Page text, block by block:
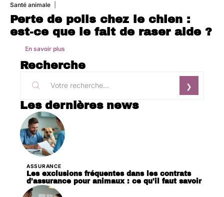
Santé animale
Perte de poils chez le chien :
est-ce que le fait de raser aide ?
En savoir plus
Recherche
Les dernières news
ASSURANCE
Les exclusions fréquentes dans les contrats
d’assurance pour animaux : ce qu’il faut savoir